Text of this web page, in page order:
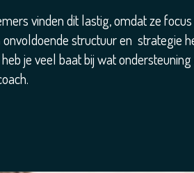
vinden dit lastig, omdat ze
structuur en strategie
je veel baat bij wat